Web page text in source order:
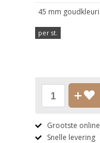
45 mm
per st.
Grootste
Snelle levering